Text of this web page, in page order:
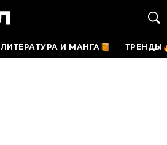
ЛИТЕРАТУРА И МАНГА ТРЕНДЫ